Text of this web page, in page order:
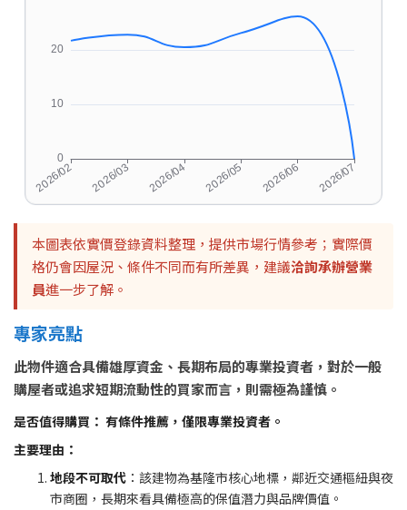
本圖表依實價登錄資料整理，提供市場行情參考；實際價
格仍會因屋況、條件不同而有所差異，建議洽詢承辦營業
員進一步了解。
專家亮點
此物件適合具備雄厚資金、長期布局的專業投資者，對於一般
購屋者或追求短期流動性的買家而言，則需極為謹慎。
是否值得購買： 有條件推薦，僅限專業投資者。
主要理由：
地段不可取代 ：該建物為基隆市核心地標，鄰近交通樞紐與夜
市商圈，長期來看具備極高的保值潛力與品牌價值。